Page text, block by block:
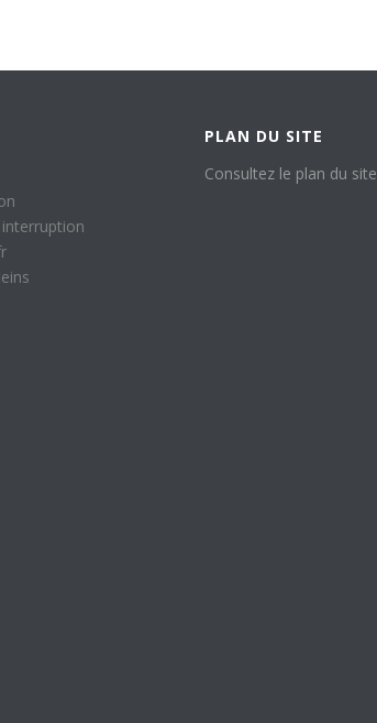
PLAN DU SITE
Consultez le plan du site